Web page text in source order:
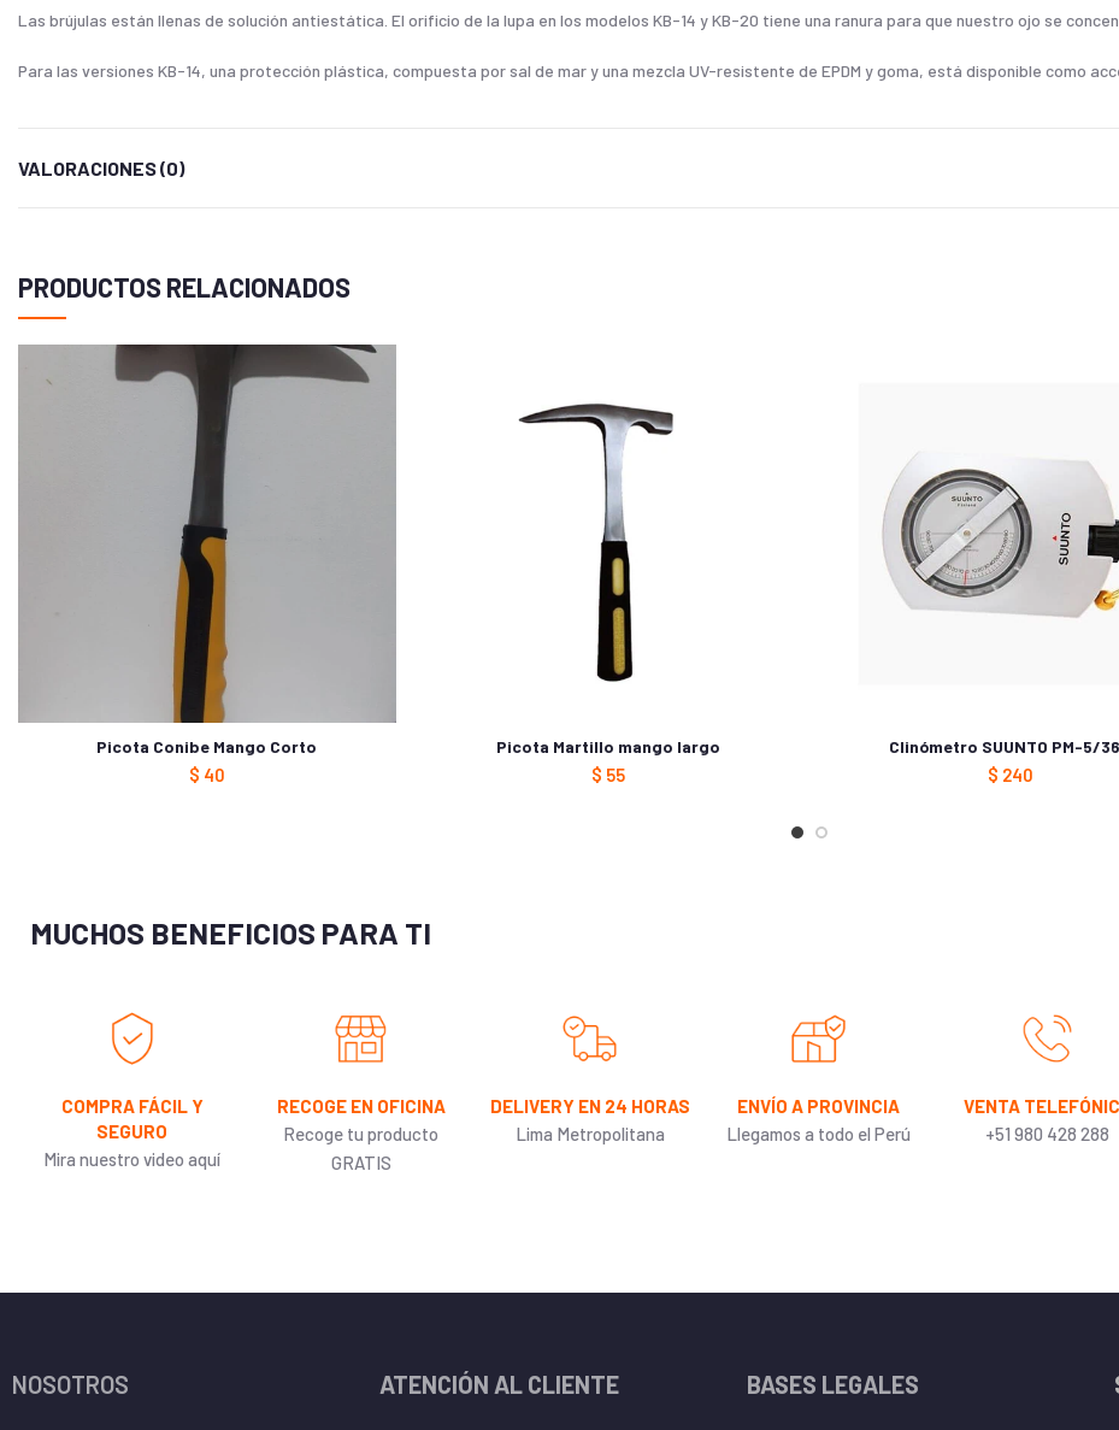
Las brújulas están llenas de solución antiestática. El orificio de la lupa en los modelos KB-14 y KB-20 tiene una ranura para que nuestro ojo se
Para las versiones KB-14, una protección plástica, compuesta por sal de mar y una mezcla UV-resistente de EPDM y goma, está disponible como
VALORACIONES (0)
PRODUCTOS RELACIONADOS
Picota Conibe Mango Corto
$ 40
Picota Martillo mango largo
$ 55
Clinómetro SUUNTO PM-5/
$ 240
MUCHOS BENEFICIOS PARA TI
COMPRA FÁCIL Y
SEGURO
Mira nuestro video aquí
RECOGE EN OFICINA
Recoge tu producto
GRATIS
DELIVERY EN 24 HORAS
Lima Metropolitana
ENVÍO A PROVINCIA
Llegamos a todo el Perú
VENTA
+51 980 428 288
NOSOTROS ATENCIÓN AL CLIENTE BASES LEGALES